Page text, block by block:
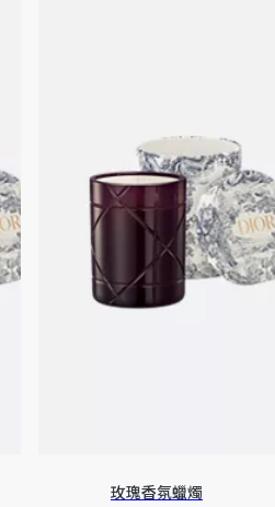
玫瑰香氛蠟燭